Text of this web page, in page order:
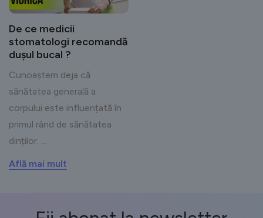
De ce medicii
stomatologi recomandă
dușul bucal ?
Cunoaștem deja că
sănătatea generală a
corpului este influențată în
primul rând de sănătatea
dinților. ...
Află mai mult